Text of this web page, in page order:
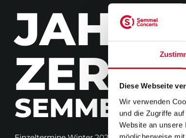
Diese Webseite
Wir verwenden
und die Zugriffe
Website an unsere
ZERT
SEMMEL